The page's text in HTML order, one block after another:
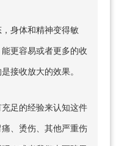
身体和精神变得敏
更容易或者更多的收
接收放大的效果。
足的经验来认知这件
、烫伤、其他严重伤